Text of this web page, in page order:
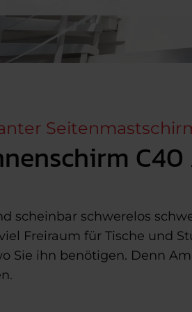
scheinbar schwerelos
Freiraum für Tische und
Sie ihn benötigen. Denn